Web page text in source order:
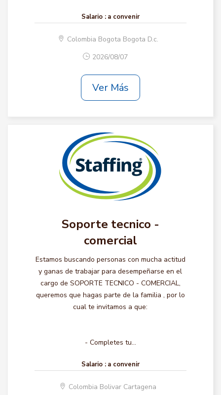
Salario : a convenir
Colombia Bogota Bogota D.c.
2026/08/07
Ver Más
Soporte tecnico -
comercial
Estamos buscando personas con mucha actitud
y ganas de trabajar para desempeñarse en el
cargo de SOPORTE TECNICO - COMERCIAL,
queremos que hagas parte de la familia , por lo
cual te invitamos a que:
- Completes tu...
Salario : a convenir
Colombia Bolivar Cartagena